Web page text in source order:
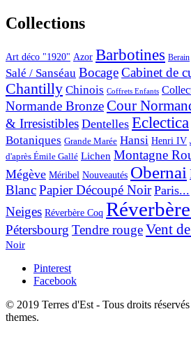
Collections
Art déco "1920" Azor Barbotines Berain
Salé / Sanséau BocageCabinet de
Chantilly Chinois Coffrets Enfants
Normande BronzeCour
& Irresistibles Dentelles Eclectica
Botaniques Grande Marée Hansi Henri IV
d'après Émile Gallé Lichen Montagne
Mégève Méribel Nouveautés Obernai
BlancPapier Découpé Noir Paris...
Neiges Réverbère Coq
Pétersbourg Tendre rougeVent
Noir
Pinterest
Facebook
© 2019 Terres d'Est - Tous droits réservés
themes.